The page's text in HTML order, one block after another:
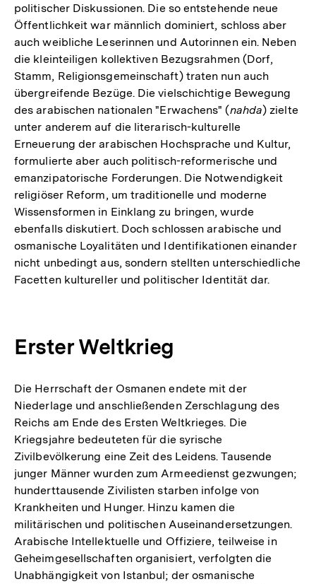
politischer Diskussionen. Die so entstehende neue
Öffentlichkeit war männlich dominiert, schloss aber
auch weibliche Leserinnen und Autorinnen ein. Neben
die kleinteiligen kollektiven Bezugsrahmen (Dorf,
Stamm, Religionsgemeinschaft) traten nun auch
übergreifende Bezüge. Die vielschichtige Bewegung
des arabischen nationalen "Erwachens" (nahda) zielte
unter anderem auf die literarisch-kulturelle
Erneuerung der arabischen Hochsprache und Kultur,
formulierte aber auch politisch-reformerische und
emanzipatorische Forderungen. Die Notwendigkeit
religiöser Reform, um traditionelle und moderne
Wissensformen in Einklang zu bringen, wurde
ebenfalls diskutiert. Doch schlossen arabische und
osmanische Loyalitäten und Identifikationen einander
nicht unbedingt aus, sondern stellten unterschiedliche
Facetten kultureller und politischer Identität dar.
Erster Weltkrieg
Die Herrschaft der Osmanen endete mit der
Niederlage und anschließenden Zerschlagung des
Reichs am Ende des Ersten Weltkrieges. Die
Kriegsjahre bedeuteten für die syrische
Zivilbevölkerung eine Zeit des Leidens. Tausende
junger Männer wurden zum Armeedienst gezwungen;
hunderttausende Zivilisten starben infolge von
Krankheiten und Hunger. Hinzu kamen die
militärischen und politischen Auseinandersetzungen.
Arabische Intellektuelle und Offiziere, teilweise in
Geheimgesellschaften organisiert, verfolgten die
Unabhängigkeit von Istanbul; der osmanische